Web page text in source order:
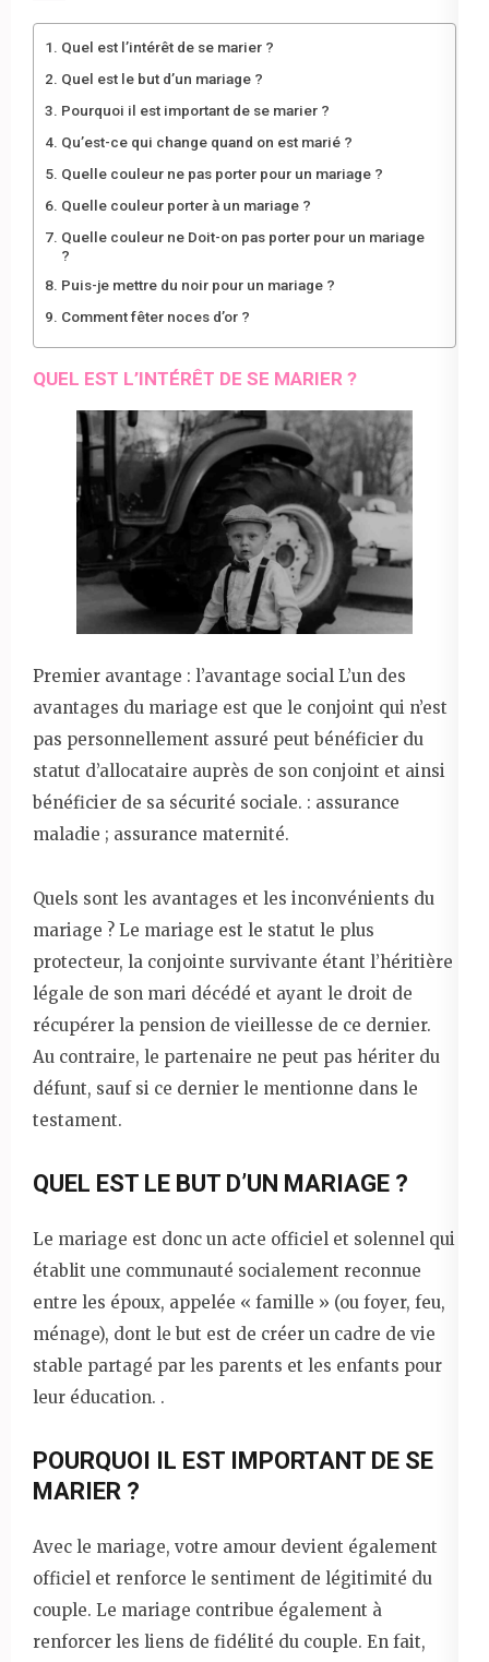
Quel est l’intérêt de se marier ?
Quel est le but d’un mariage ?
Pourquoi il est important de se marier ?
Qu’est-ce qui change quand on est marié ?
Quelle couleur ne pas porter pour un mariage ?
Quelle couleur porter à un mariage ?
Quelle couleur ne Doit-on pas porter pour un mariage
?
Puis-je mettre du noir pour un mariage ?
Comment fêter noces d’or ?
QUEL EST L’INTÉRÊT DE SE MARIER ?
Premier avantage : l’avantage social L’un des
avantages du mariage est que le conjoint qui n’est
pas personnellement assuré peut bénéficier du
statut d’allocataire auprès de son conjoint et ainsi
bénéficier de sa sécurité sociale. : assurance
maladie ; assurance maternité.
Quels sont les avantages et les inconvénients du
mariage ? Le mariage est le statut le plus
protecteur, la conjointe survivante étant l’héritière
légale de son mari décédé et ayant le droit de
récupérer la pension de vieillesse de ce dernier.
Au contraire, le partenaire ne peut pas hériter du
défunt, sauf si ce dernier le mentionne dans le
testament.
QUEL EST LE BUT D’UN MARIAGE ?
Le mariage est donc un acte officiel et solennel qui
établit une communauté socialement reconnue
entre les époux, appelée « famille » (ou foyer, feu,
ménage), dont le but est de créer un cadre de vie
stable partagé par les parents et les enfants pour
leur éducation. .
POURQUOI IL EST IMPORTANT DE SE
MARIER ?
Avec le mariage, votre amour devient également
officiel et renforce le sentiment de légitimité du
couple. Le mariage contribue également à
renforcer les liens de fidélité du couple. En fait,